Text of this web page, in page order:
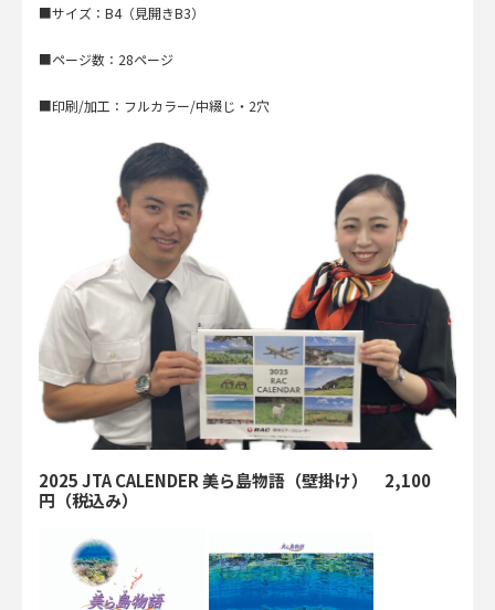
■サイズ：B4（見開きB3）
■ページ数：28ページ
■印刷/加工：フルカラー/中綴じ・2穴
2025 JTA CALENDER 美ら島物語（壁掛け） 2,100
円（税込み）